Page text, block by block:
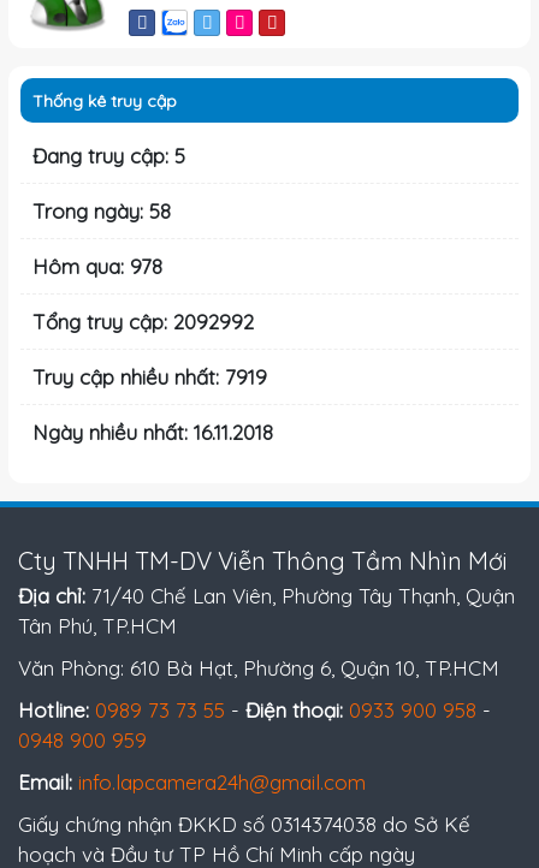
Thống kê truy cập
Đang truy cập: 5
Trong ngày: 58
Hôm qua: 978
Tổng truy cập: 2092992
Truy cập nhiều nhất: 7919
Ngày nhiều nhất: 16.11.2018
Cty TNHH TM-DV Viễn Thông Tầm Nhìn Mới
Địa chỉ: 71/40 Chế Lan Viên, Phường Tây Thạnh, Quận
Tân Phú, TP.HCM
Văn Phòng: 610 Bà Hạt, Phường 6, Quận 10, TP.HCM
Hotline: 0989 73 73 55 - Điện thoại: 0933 900 958 -
0948 900 959
Email: info.lapcamera24h@gmail.com
Giấy chứng nhận ĐKKD số 0314374038 do Sở Kế
hoạch và Đầu tư TP Hồ Chí Minh cấp ngày